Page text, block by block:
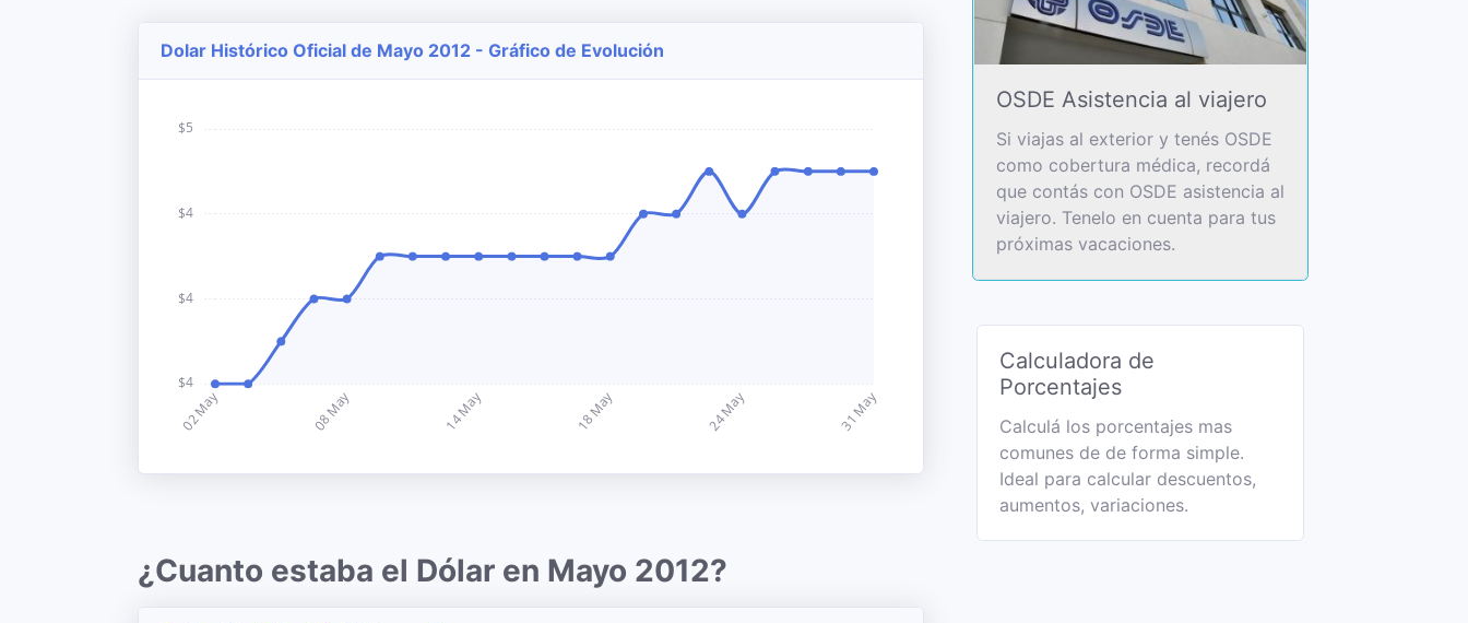
Dolar Histórico Oficial de Mayo 2012 - Gráfico de Evolución
¿Cuanto estaba el Dólar en Mayo 2012?
OSDE Asistencia al viajero
Si viajas al exterior y tenés OSDE
como cobertura médica, recordá
que contás con OSDE asistencia al
viajero. Tenelo en cuenta para tus
próximas vacaciones.
Calculadora de
Porcentajes
Calculá los porcentajes mas
comunes de de forma simple.
Ideal para calcular descuentos,
aumentos, variaciones.